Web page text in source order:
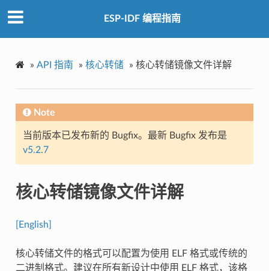
ESP-IDF 编程指南
» API 指南 » 核心转储 » 核心转储镜像文件详解
Note
当前版本已发布新的 Bugfix。最新 Bugfix 发布是
v5.2.7
核心转储镜像文件详解
[English]
核心转储文件的格式可以配置为使用 ELF 格式或传统的
二进制格式。建议在所有新设计中使用 ELF 格式，该格